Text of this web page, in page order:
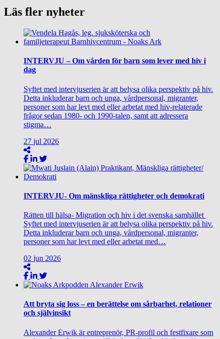
Läs fler nyheter
INTERVJU – Om vården för barn som lever med hiv i
dag
Syftet med intervjuserien är att belysa olika perspektiv på hiv.
Detta inkluderar barn och unga, vårdpersonal, migranter,
personer som har levt med eller arbetat med hiv-relaterade
frågor sedan 1980- och 1990-talen, samt att adressera
stigma…
27 jul 2026
INTERVJU- Om mänskliga rättigheter och demokrati
Rätten till hälsa- Migration och hiv i det svenska samhället
Syftet med intervjuserien är att belysa olika perspektiv på hiv.
Detta inkluderar barn och unga, vårdpersonal, migranter,
personer som har levt med eller arbetat med…
02 jun 2026
Att bryta sig loss – en berättelse om sårbarhet, relationer
och självinsikt
Alexander Erwik är entreprenör, PR-profil och festfixare som